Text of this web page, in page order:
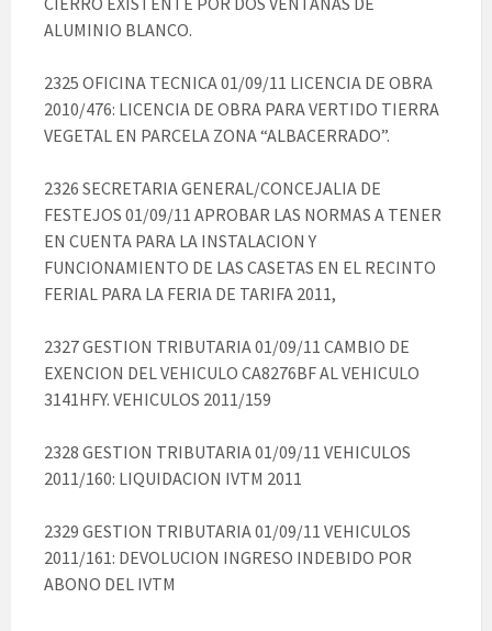
ALUMINIO BLANCO.
2325 OFICINA TECNICA 01/09/11 LICENCIA DE OBRA
2010/476: LICENCIA DE OBRA PARA VERTIDO TIERRA
VEGETAL EN PARCELA ZONA “ALBACERRADO”.
2326 SECRETARIA GENERAL/CONCEJALIA DE
FESTEJOS 01/09/11 APROBAR LAS NORMAS A TENER
EN CUENTA PARA LA INSTALACION Y
FUNCIONAMIENTO DE LAS CASETAS EN EL RECINTO
FERIAL PARA LA FERIA DE TARIFA 2011,
2327 GESTION TRIBUTARIA 01/09/11 CAMBIO DE
EXENCION DEL VEHICULO CA8276BF AL VEHICULO
3141HFY. VEHICULOS 2011/159
2328 GESTION TRIBUTARIA 01/09/11 VEHICULOS
2011/160: LIQUIDACION IVTM 2011
2329 GESTION TRIBUTARIA 01/09/11 VEHICULOS
2011/161: DEVOLUCION INGRESO INDEBIDO POR
ABONO DEL IVTM